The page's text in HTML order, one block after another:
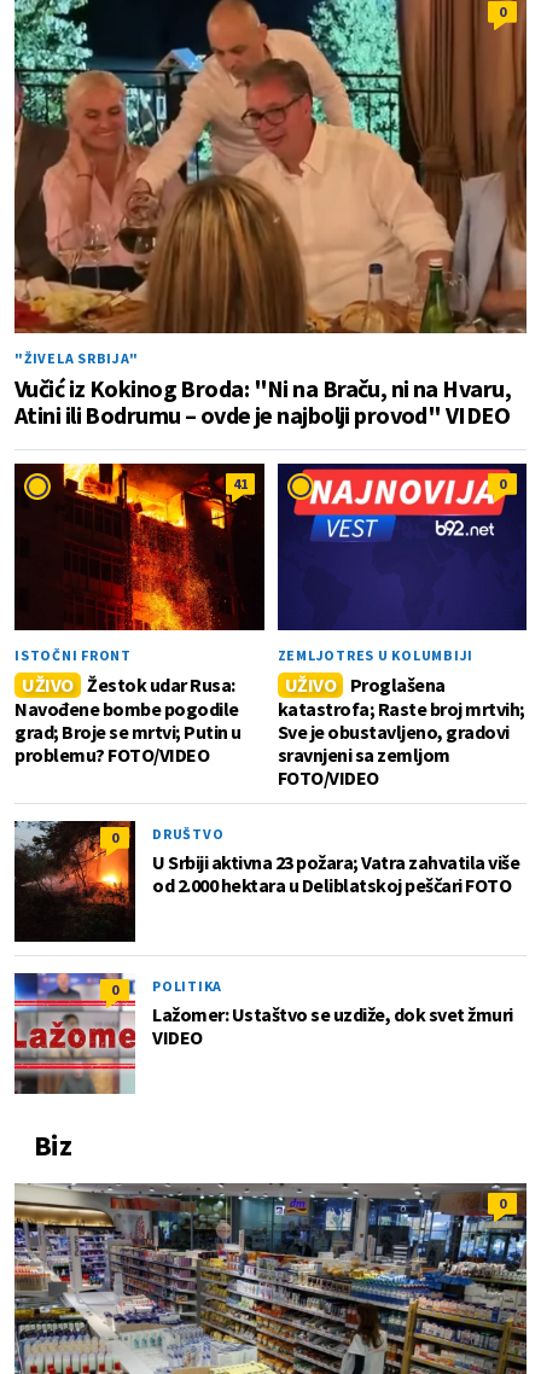
0
"ŽIVELA SRBIJA"
Vučić iz Kokinog Broda: "Ni na Braču, ni na Hvaru,
Atini ili Bodrumu – ovde je najbolji provod" VIDEO
41
ISTOČNI FRONT
UŽIVO Žestok udar Rusa:
Navođene bombe pogodile
grad; Broje se mrtvi; Putin u
problemu? FOTO/VIDEO
0
ZEMLJOTRES U KOLUMBIJI
UŽIVO
Proglašena
katastrofa; Raste broj mrtvih;
Sve je obustavljeno, gradovi
sravnjeni sa zemljom
FOTO/VIDEO
0 DRUŠTVO
U Srbiji aktivna 23 požara; Vatra zahvatila više
od 2.000 hektara u Deliblatskoj peščari FOTO
0 POLITIKA
Lažomer: Ustaštvo se uzdiže, dok svet žmuri
VIDEO
Biz
0